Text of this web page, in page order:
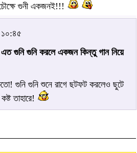
গুনী একজনই!!!
গুনি গুনি করলে একজন কিন্তু গান নিয়ে
গুনি গুনি শুনে রাগে ছটফট করলেও ছুটে
তাহারে!